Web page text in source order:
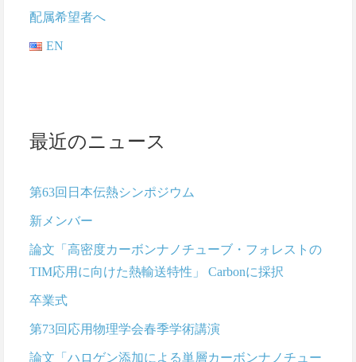
配属希望者へ
EN
最近のニュース
第63回日本伝熱シンポジウム
新メンバー
論文「高密度カーボンナノチューブ・フォレストの
TIM応用に向けた熱輸送特性」 Carbonに採択
卒業式
第73回応用物理学会春季学術講演
論文「ハロゲン添加による単層カーボンナノチュー